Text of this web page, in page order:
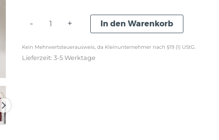
-
Makramee
Set
Regenbogenwolke
+ In den Warenkorb
Kein Mehrwertsteuerausweis, da Kleinunternehmer nach §19 (1) UStG.
Lieferzeit: 3-5 Werktage